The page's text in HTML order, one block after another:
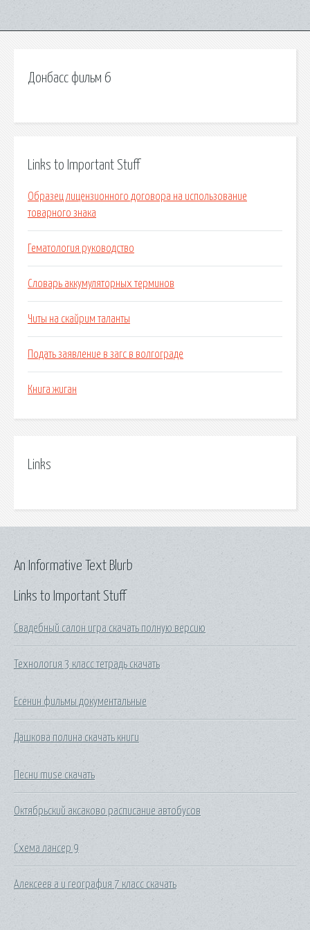
Донбасс фильм 6
Links to Important Stuff
Образец лицензионного договора на использование
товарного знака
Гематология руководство
Словарь аккумуляторных терминов
Читы на скайрим таланты
Подать заявление в загс в волгограде
Книга жиган
Links
Links to Important Stuff
Свадебный салон игра скачать полную версию
Технология 3 класс тетрадь скачать
Есенин фильмы документальные
Дашкова полина скачать книги
Песни muse скачать
Октябрьский аксаково расписание автобусов
Схема лансер 9
Алексеев а и география 7 класс скачать
An Informative Text Blurb